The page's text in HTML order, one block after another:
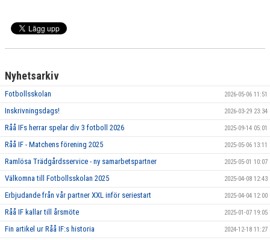
Nyhetsarkiv
Fotbollsskolan 2026-05-06 11:51
Inskrivningsdags! 2026-03-29 23:34
Råå IFs herrar spelar div 3 fotboll 2026 2025-09-14 05:01
Råå IF - Matchens förening 2025 2025-05-06 13:11
Ramlösa Trädgårdsservice - ny samarbetspartner 2025-05-01 10:07
Välkomna till Fotbollsskolan 2025 2025-04-08 12:43
Erbjudande från vår partner XXL inför seriestart 2025-04-04 12:00
Råå IF kallar till årsmöte 2025-01-07 19:05
Fin artikel ur Råå IF:s historia 2024-12-18 11:27